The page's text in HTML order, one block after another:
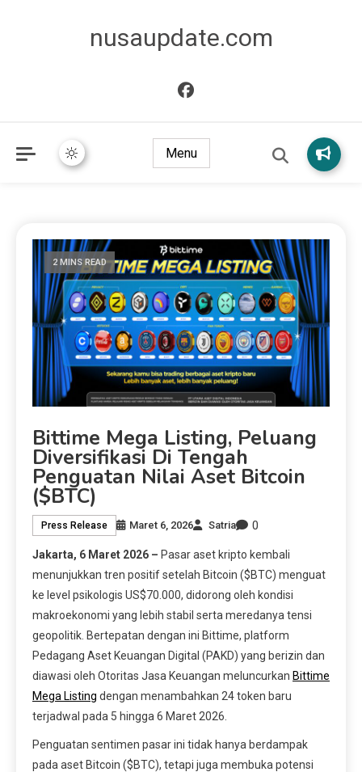
nusaupdate.com
Menu
2 MINS READ
Bittime Mega Listing, Peluang
Diversifikasi Di Tengah
Penguatan Nilai Aset Bitcoin
($BTC)
Press Release Maret 6, 2026 Satria 0
Jakarta, 6 Maret 2026 – Pasar aset kripto kembali
menunjukkan tren positif setelah Bitcoin ($BTC) menguat
ke level psikologis US$70.000, didorong oleh kondisi
makroekonomi yang lebih stabil serta meredanya tensi
geopolitik. Bertepatan dengan ini Bittime, platform
Pedagang Aset Keuangan Digital (PAKD) yang berizin dan
diawasi oleh Otoritas Jasa Keuangan meluncurkan Bittime
Mega Listing dengan menambahkan 24 token baru
terjadwal pada 5 hingga 6 Maret 2026.
Penguatan sentimen pasar ini tidak hanya berdampak
pada aset Bitcoin ($BTC), tetapi juga membuka potensi